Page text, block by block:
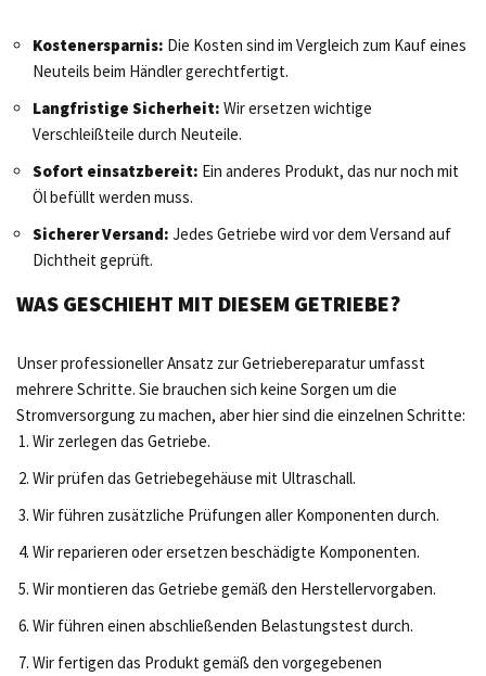
Kostenersparnis: Die Kosten sind im Vergleich zum Kauf eines
Neuteils beim Händler gerechtfertigt.
Langfristige Sicherheit: Wir ersetzen wichtige
Verschleißteile durch Neuteile.
Sofort einsatzbereit: Ein anderes Produkt, das nur noch mit
Öl befüllt werden muss.
Sicherer Versand: Jedes Getriebe wird vor dem Versand auf
Dichtheit geprüft.
WAS GESCHIEHT MIT DIESEM GETRIEBE?
Unser professioneller Ansatz zur Getriebereparatur umfasst
mehrere Schritte. Sie brauchen sich keine Sorgen um die
Stromversorgung zu machen, aber hier sind die einzelnen Schritte:
Wir zerlegen das Getriebe.
Wir prüfen das Getriebegehäuse mit Ultraschall.
Wir führen zusätzliche Prüfungen aller Komponenten durch.
Wir reparieren oder ersetzen beschädigte Komponenten.
Wir montieren das Getriebe gemäß den Herstellervorgaben.
Wir führen einen abschließenden Belastungstest durch.
Wir fertigen das Produkt gemäß den vorgegebenen